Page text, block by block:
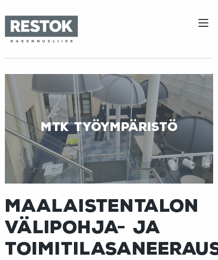
MTK työympäristö
Maalaistentalon
välipohja- ja